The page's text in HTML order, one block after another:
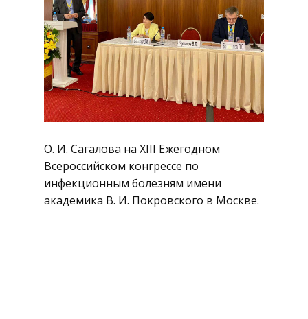
О. И. Сагалова на XIII Ежегодном
Всероссийском конгрессе по
инфекционным болезням имени
академика В. И. Покровского в Москве.